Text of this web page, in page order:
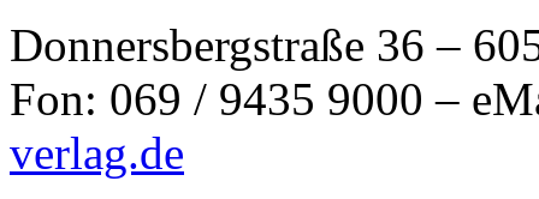
Donnersbergstraße 36 –
Fon: 069 / 9435 9000 –
verlag.de